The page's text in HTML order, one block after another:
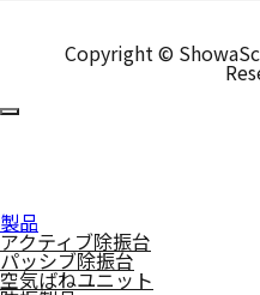
Copyright ©
製品
アクティブ除振台
パッシブ除振台
空気ばねユニット